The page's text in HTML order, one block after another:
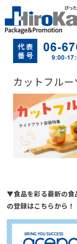
カットフルー
▼食品を彩る最新の食
の登録はこちらから！